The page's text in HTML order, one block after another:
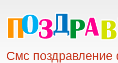
Смс поздравление